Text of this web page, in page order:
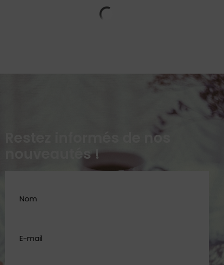
Restez informés de nos
nouveautés !